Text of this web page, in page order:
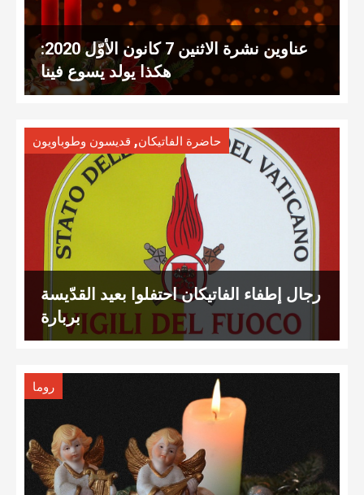
عناوين نشرة الاثنين 7 كانون الأوّل 2020:
هكذا يولد يسوع فينا
حاضرة الفاتيكان, قديسون وطوباويون
رجال إطفاء الفاتيكان احتفلوا بعيد القدّيسة
بربارة
روما